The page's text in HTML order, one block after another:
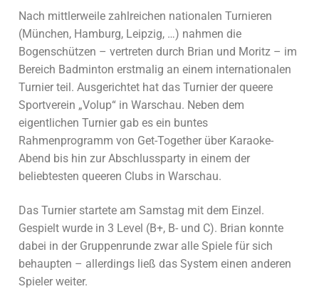
Nach mittlerweile zahlreichen nationalen Turnieren
(München, Hamburg, Leipzig, …) nahmen die
Bogenschützen – vertreten durch Brian und Moritz – im
Bereich Badminton erstmalig an einem internationalen
Turnier teil. Ausgerichtet hat das Turnier der queere
Sportverein „Volup“ in Warschau. Neben dem
eigentlichen Turnier gab es ein buntes
Rahmenprogramm von Get-Together über Karaoke-
Abend bis hin zur Abschlussparty in einem der
beliebtesten queeren Clubs in Warschau.
Das Turnier startete am Samstag mit dem Einzel.
Gespielt wurde in 3 Level (B+, B- und C). Brian konnte
dabei in der Gruppenrunde zwar alle Spiele für sich
behaupten – allerdings ließ das System einen anderen
Spieler weiter.